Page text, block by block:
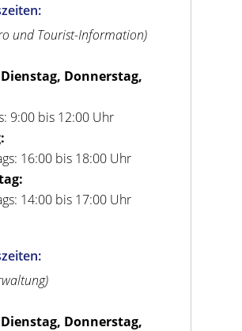
und Tourist-Information)
Donnerstag,
9:00 bis 12:00 Uhr
16:00 bis 18:00 Uhr
14:00 bis 17:00 Uhr
Donnerstag,